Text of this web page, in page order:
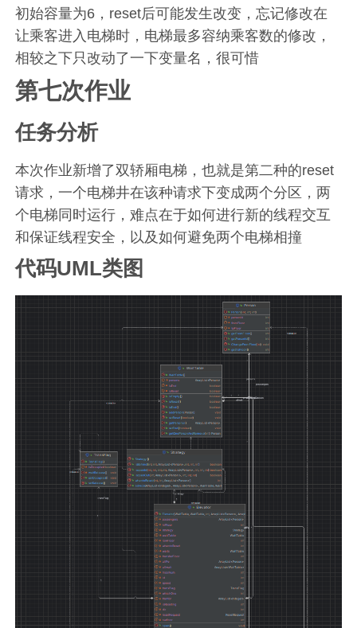
初始容量为6，reset后可能发生改变，忘记修改在
让乘客进入电梯时，电梯最多容纳乘客数的修改，
相较之下只改动了一下变量名，很可惜
第七次作业
任务分析
本次作业新增了双轿厢电梯，也就是第二种的reset
请求，一个电梯井在该种请求下变成两个分区，两
个电梯同时运行，难点在于如何进行新的线程交互
和保证线程安全，以及如何避免两个电梯相撞
代码UML类图